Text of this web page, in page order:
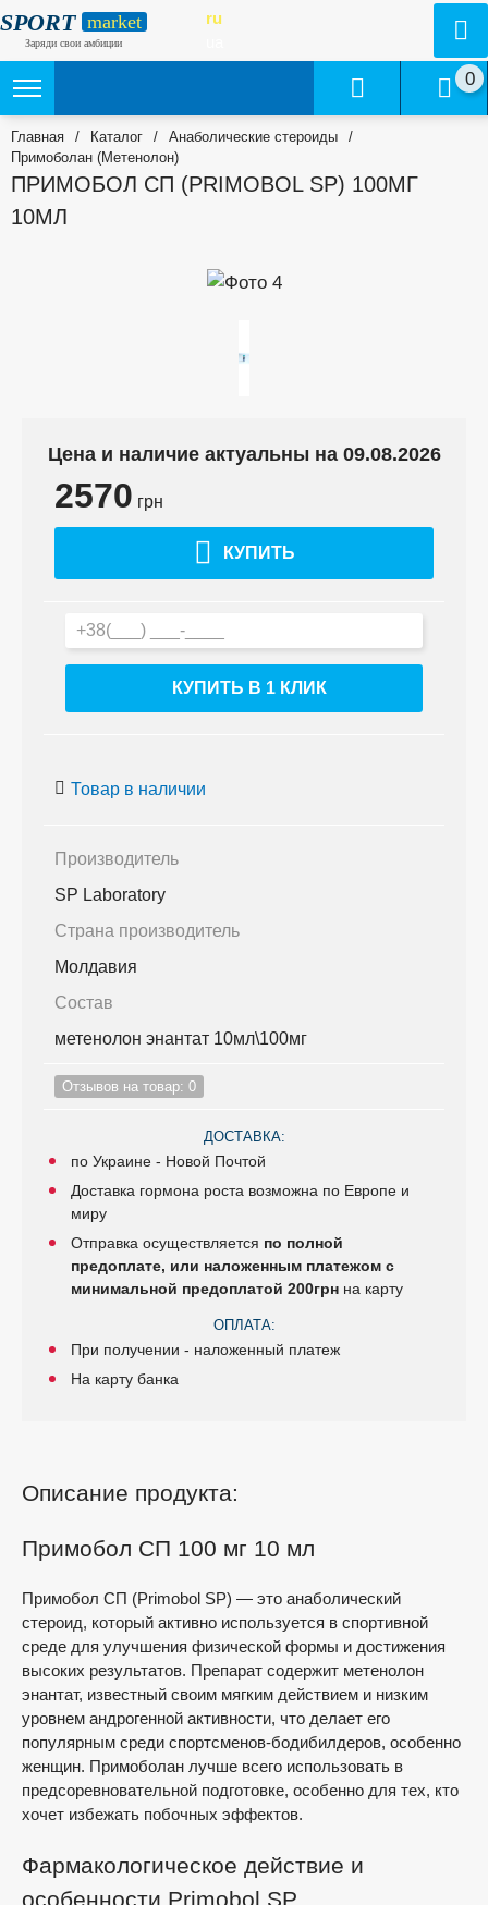
SPORT market
Заряди свои амбиции
ru
0
Главная / Каталог / Анаболические стероиды
/
Примоболан (Метенолон)
ПРИМОБОЛ СП (PRIMOBOL SP) 100МГ
10МЛ
Цена и наличие актуальны на 09.08.2026
2570 грн
КУПИТЬ
КУПИТЬ В 1 КЛИК
Товар в наличии
Производитель
SP Laboratory
Страна производитель
Молдавия
Состав
метенолон энантат 10мл\100мг
Отзывов на товар: 0
ДОСТАВКА:
по Украине - Новой Почтой
Доставка гормона роста возможна по Европе и
миру
Отправка осуществляется по полной
предоплате, или наложенным платежом с
минимальной предоплатой 200грн на карту
ОПЛАТА:
При получении - наложенный платеж
На карту банка
Описание продукта:
Примобол СП 100 мг 10 мл
Примобол СП (Primobol SP) — это анаболический
стероид, который активно используется в спортивной
среде для улучшения физической формы и достижения
высоких результатов. Препарат содержит метенолон
энантат, известный своим мягким действием и низким
уровнем андрогенной активности, что делает его
популярным среди спортсменов-бодибилдеров, особенно
женщин. Примоболан лучше всего использовать в
предсоревновательной подготовке, особенно для тех, кто
хочет избежать побочных эффектов.
Фармакологическое действие и
особенности Primobol SP